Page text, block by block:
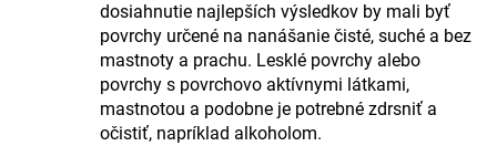
dosiahnutie najlepších výsledkov by mali byť
povrchy určené na nanášanie čisté, suché a bez
mastnoty a prachu. Lesklé povrchy alebo
povrchy s povrchovo aktívnymi látkami,
mastnotou a podobne je potrebné zdrsniť a
očistiť, napríklad alkoholom.